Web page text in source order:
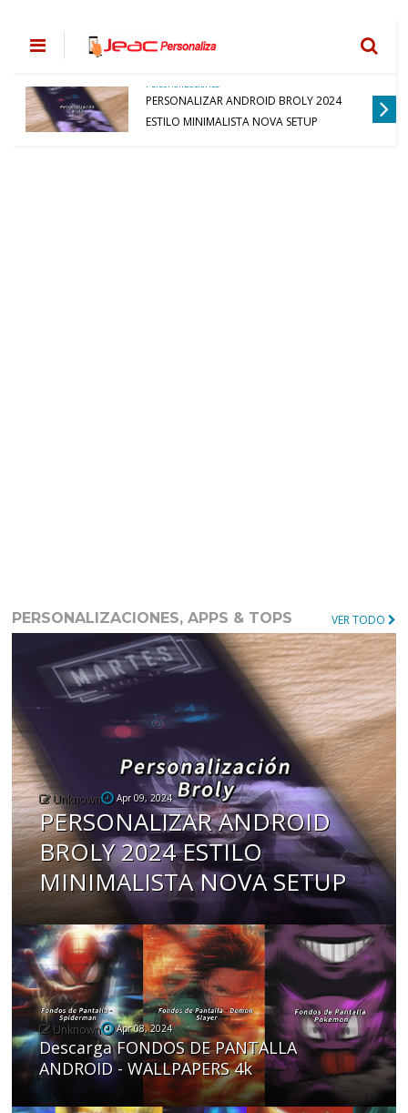
Personalizaciones
PERSONALIZAR ANDROID BROLY 2024
ESTILO MINIMALISTA NOVA SETUP
PERSONALIZACIONES, APPS & TOPS VER TODO
Unknown Apr 09, 2024
PERSONALIZAR ANDROID
BROLY 2024 ESTILO
MINIMALISTA NOVA SETUP
Unknown Apr 08, 2024
Descarga FONDOS DE PANTALLA
ANDROID - WALLPAPERS 4k